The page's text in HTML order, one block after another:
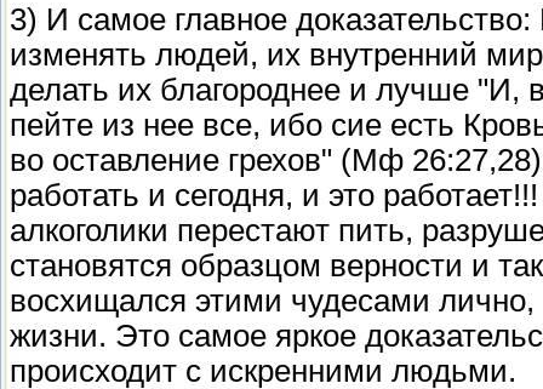
3) И самое главное
изменять людей, их внутренний
делать их благороднее и лучше "И,
пейте из нее все, ибо сие есть
во оставление грехов" (Мф
работать и сегодня, и это
алкоголики перестают пить,
становятся образцом верности и
восхищался этими чудесами
жизни. Это самое яркое
происходит с искренними людьми.